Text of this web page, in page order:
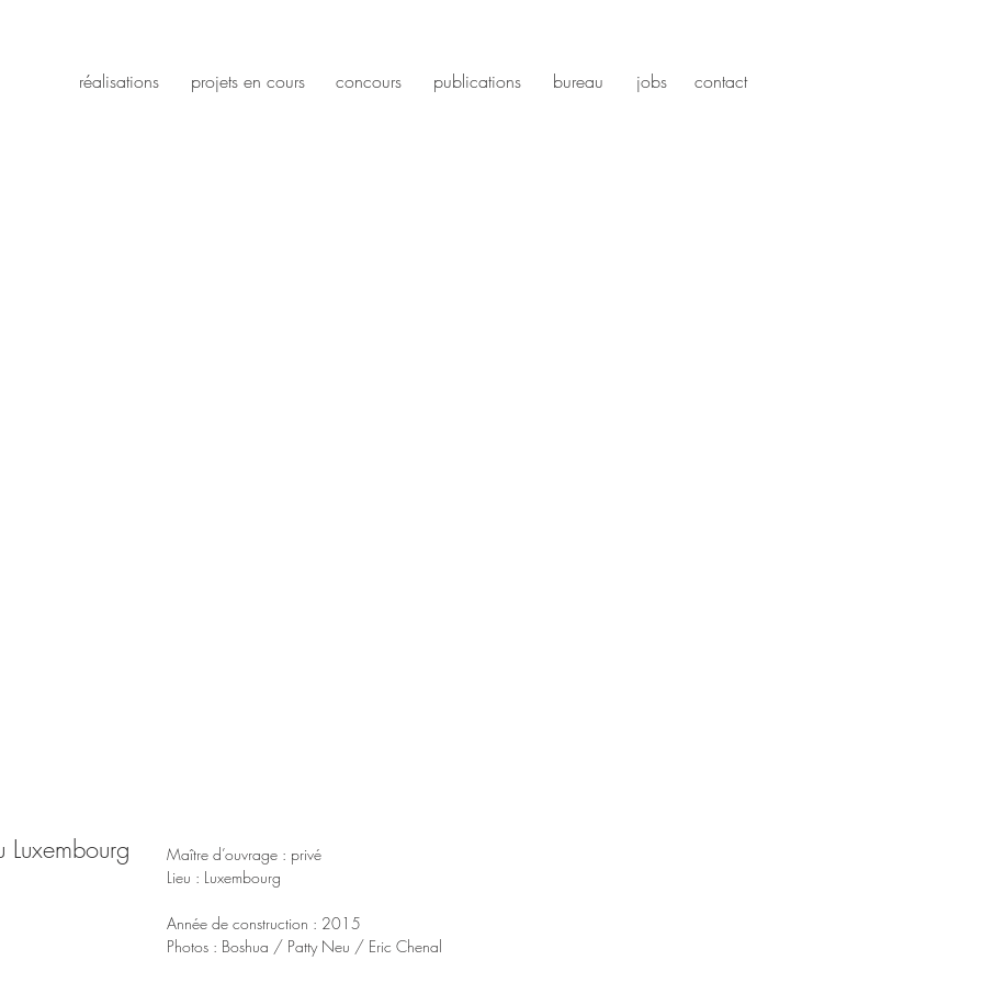
réalisations projets en cours concours publications bureau jobs contact
Maître d’ouvrage : privé
Lieu : Luxembourg
Année de construction : 2015
Photos : Boshua / Patty Neu / Eric Chenal